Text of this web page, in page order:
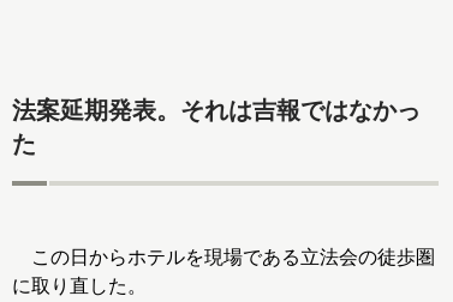
法案延期発表。それは吉報ではなかっ
た
この日からホテルを現場である立法会の徒歩圏
に取り直した。